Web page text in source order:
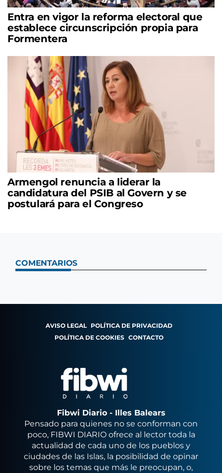
Entra en vigor la reforma electoral que
establece circunscripción propia para
Formentera
Armengol renuncia a liderar la
candidatura del PSIB al Govern y se
postulará para el Congreso
COMENTARIOS
AVISO LEGAL POLÍTICA DE PRIVACIDAD
POLÍTICA DE COOKIES CONTACTO
Fibwi Diario - Illes Balears
Pensado para quienes no se conforman con
poco, FIBWI DIARIO ofrece al lector toda la
actualidad de cada uno de los pueblos y
ciudades de las Islas, la posibilidad de opinar
sobre los temas que más le preocupan, o,